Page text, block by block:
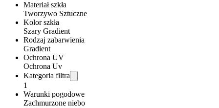
Materiał szkła
Tworzywo Sztuczne
Kolor szkła
Szary Gradient
Rodzaj zabarwienia
Gradient
Ochrona UV
Ochrona Uv
Kategoria filtra
1
Warunki pogodowe
Zachmurzone niebo